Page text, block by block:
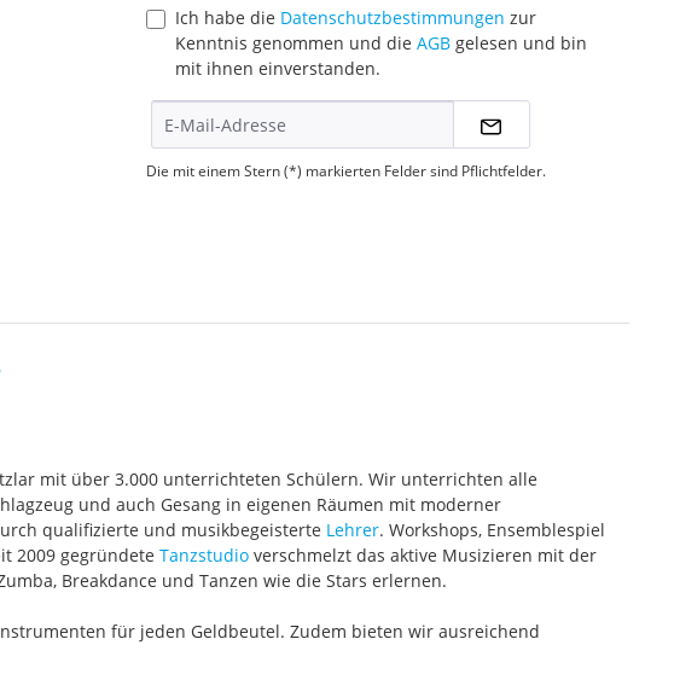
Ich habe die Datenschutzbestimmungen zur
Kenntnis genommen und die AGB gelesen und bin
mit ihnen einverstanden.
Die mit einem Stern (*) markierten Felder sind Pflichtfelder.
mit über 3.000 unterrichteten Schülern. Wir unterrichten alle
und auch Gesang in eigenen Räumen mit moderner
qualifizierte und musikbegeisterte Lehrer. Workshops, Ensemblespiel
2009 gegründete Tanzstudio verschmelzt das aktive Musizieren mit der
Breakdance und Tanzen wie die Stars erlernen.
für jeden Geldbeutel. Zudem bieten wir ausreichend